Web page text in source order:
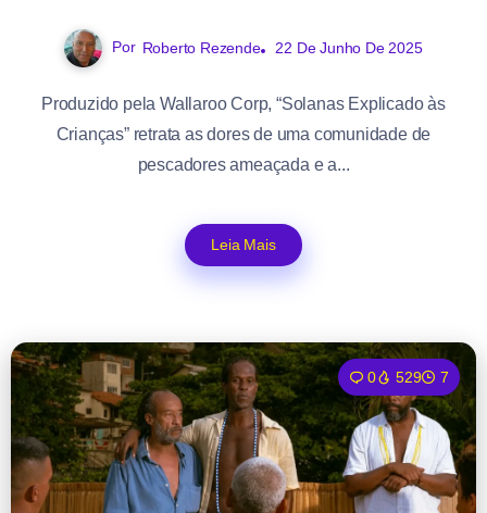
Por Roberto Rezende 22 De Junho De 2025
Produzido pela Wallaroo Corp, “Solanas Explicado às
Crianças” retrata as dores de uma comunidade de
pescadores ameaçada e a...
Leia Mais
0 529 7